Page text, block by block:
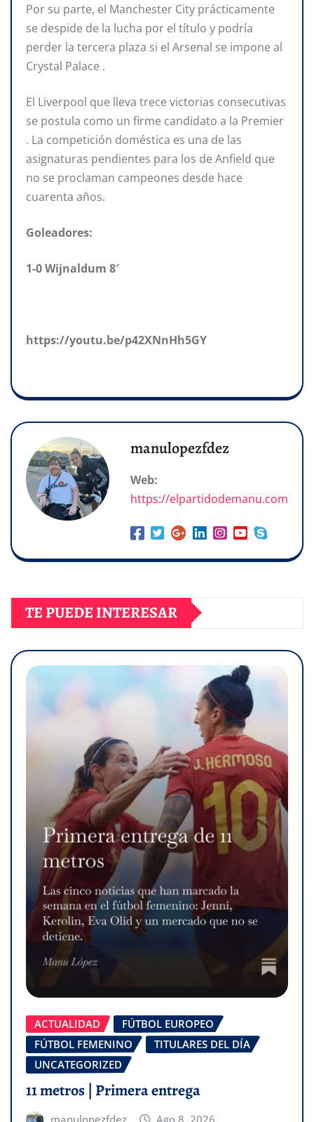
Por su parte, el Manchester City prácticamente
se despide de la lucha por el título y podría
perder la tercera plaza si el Arsenal se impone al
Crystal Palace .
El Liverpool que lleva trece victorias consecutivas
se postula como un firme candidato a la Premier
. La competición doméstica es una de las
asignaturas pendientes para los de Anfield que
no se proclaman campeones desde hace
cuarenta años.
Goleadores:
1-0 Wijnaldum 8′
https://youtu.be/p42XNnHh5GY
manulopezfdez
Web:
https://elpartidodemanu.com
TE PUEDE INTERESAR
ACTUALIDAD
FÚTBOL EUROPEO
FÚTBOL FEMENINO
TITULARES DEL DÍA
UNCATEGORIZED
11 metros | Primera entrega
manulopezfdez Ago 8, 2026